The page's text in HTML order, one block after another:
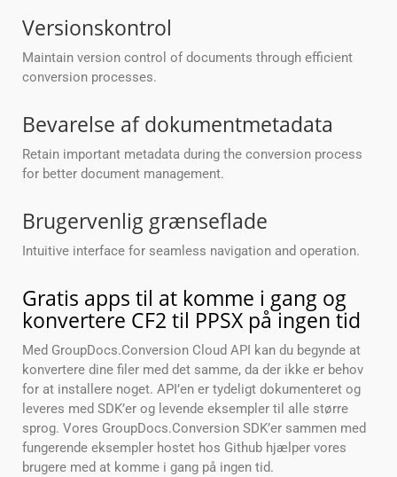
Versionskontrol
Maintain version control of documents through efficient
conversion processes.
Bevarelse af dokumentmetadata
Retain important metadata during the conversion process
for better document management.
Brugervenlig grænseflade
Intuitive interface for seamless navigation and operation.
Gratis apps til at komme i gang og
konvertere CF2 til PPSX på ingen tid
Med GroupDocs.Conversion Cloud API kan du begynde at
konvertere dine filer med det samme, da der ikke er behov
for at installere noget. API’en er tydeligt dokumenteret og
leveres med SDK’er og levende eksempler til alle større
sprog. Vores GroupDocs.Conversion SDK’er sammen med
fungerende eksempler hostet hos Github hjælper vores
brugere med at komme i gang på ingen tid.